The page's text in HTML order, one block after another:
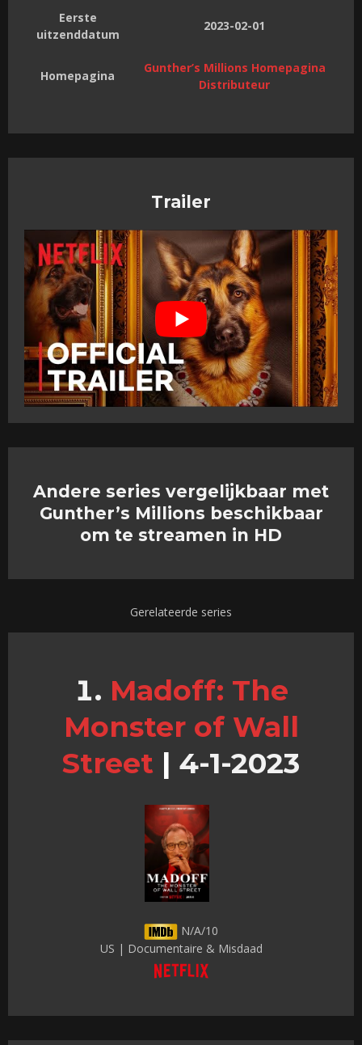
Eerste
uitzenddatum
2023-02-01
Homepagina
Gunther’s Millions Homepagina
Distributeur
Trailer
Andere series vergelijkbaar met
Gunther’s Millions beschikbaar
om te streamen in HD
Gerelateerde series
Madoff: The
Monster of Wall
Street | 4-1-2023
N/A/10
US | Documentaire & Misdaad